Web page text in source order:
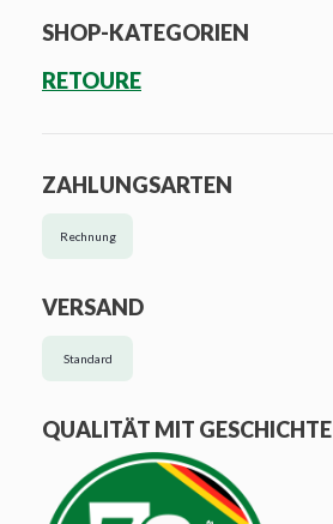
SHOP-KATEGORIEN
RETOURE
ZAHLUNGSARTEN
Rechnung
VERSAND
Standard
QUALITÄT MIT GESCHICHTE